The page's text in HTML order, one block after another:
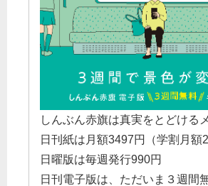
しんぶん赤旗は真実をとどける
日刊紙は月額3497円（学割月額
日曜版は毎週発行990円
日刊電子版は、ただいま３週間